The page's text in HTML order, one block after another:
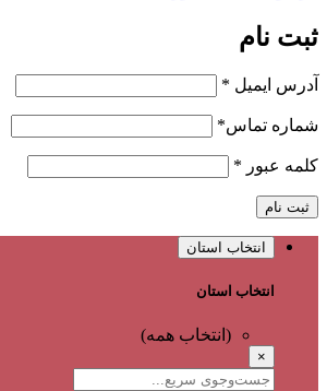
ثبت نام
آدرس ایمیل *
شماره تماس*
کلمه عبور *
ثبت نام
انتخاب استان
انتخاب استان
(انتخاب همه)
×